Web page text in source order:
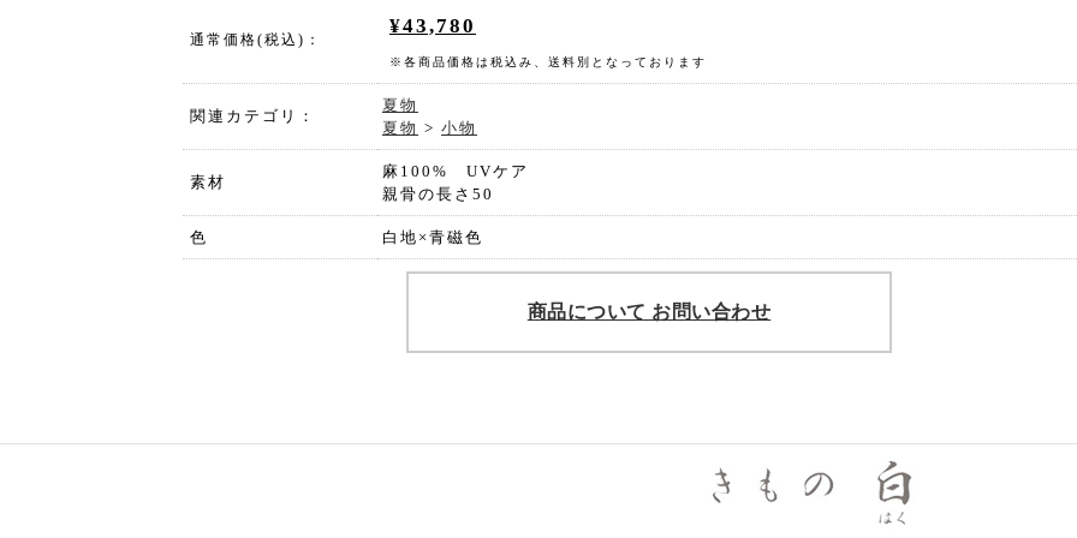
通常価格(税込)：
¥43,780
※各商品価格は税込み、送料別となっております
関連カテゴリ：
夏物
夏物 > 小物
素材
麻100% UVケア
親骨の長さ50
色 白地×青磁色
商品について お問い合わせ